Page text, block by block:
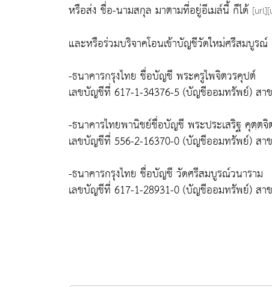
หรือส่ง ชื่อ-นามสกุล มาตามที่อยู่อีเมล์นี้ ก็ได้
และหรือร่วมบริจาคโอนเข้าบัญชีวัดใหม่ศรีสมบูรณ์
-ธนาคารกรุงไทย ชื่อบัญชี พระครูไพจิตวรคุปต์
เลขบัญชีที่ 617-1-34376-5 (บัญชีออมทรัพย์) สา
-ธนาคารไทยพานิชย์ชื่อบัญชี พระประเสริฐ คุตฺ
เลขบัญชีที่ 556-2-16370-0 (บัญชีออมทรัพย์) สา
-ธนาคารกรุงไทย ชื่อบัญชี วัดศรีสมบูรณ์วนาราม
เลขบัญชีที่ 617-1-28931-0 (บัญชีออมทรัพย์) สา